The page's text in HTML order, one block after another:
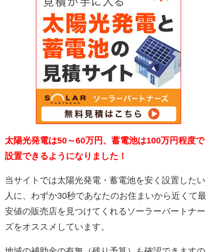
太陽光発電は50～60万円、蓄電池は100万円程度で
設置できるようになりました！
当サイトでは太陽光発電・蓄電池を安く設置したい
人に、わずか30秒であなたのお住まいから近くて最
安値の販売店を見つけてくれるソーラーパートナー
ズをオススメしています。